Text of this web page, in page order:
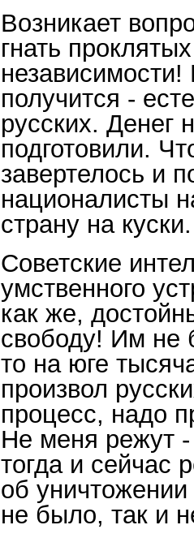
Возникает
гнать
получится -
русских. Денег
подготовили.
завертелось и
националисты
страну на куски.
Советские
умственного
как же,
свободу! Им не
то на юге
произвол
процесс, надо
Не меня режут
тогда и сейчас
об
не было, так и